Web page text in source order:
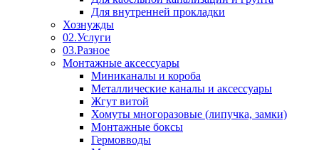
Для внутренней прокладки
Хознужды
02.Услуги
03.Разное
Монтажные аксессуары
Миниканалы и короба
Металлические каналы и аксессуары
Жгут витой
Хомуты многоразовые (липучка, замки)
Монтажные боксы
Гермовводы